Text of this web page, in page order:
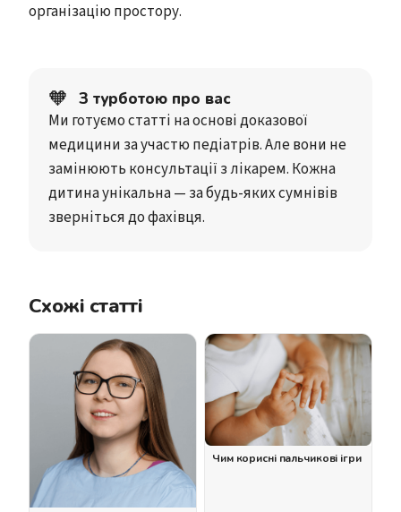
організацію простору.
🧡 З турботою про вас
Ми готуємо статті на основі доказової
медицини за участю педіатрів. Але вони не
замінюють консультації з лікарем. Кожна
дитина унікальна — за будь-яких сумнівів
зверніться до фахівця.
Схожі статті
Чим корисні пальчикові ігри